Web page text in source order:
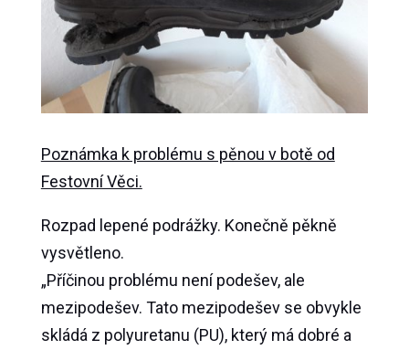
Poznámka k problému s pěnou v botě od
Festovní Věci.
Rozpad lepené podrážky. Konečně pěkně
vysvětleno.
„Příčinou problému není podešev, ale
mezipodešev. Tato mezipodešev se obvykle
skládá z polyuretanu (PU), který má dobré a